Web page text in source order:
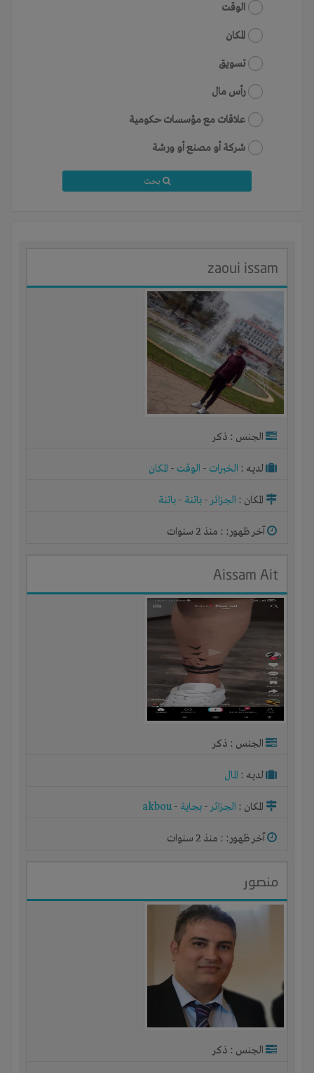
الوقت
المكان
تسويق
رأس مال
علاقات مع مؤسسات حكومية
شركة أو مصنع أو ورشة
zaoui issam
الجنس : ذكر
لديـه : الخبرات - الوقت - المكان
المكان : الجزائر- باتنة - باتنة
آخر ظهور: : منذ 2 سنوات
Aissam Ait
الجنس : ذكر
لديـه : المال
المكان : الجزائر- بجاية -
akbou
آخر ظهور: : منذ 2 سنوات
منصور
الجنس : ذكر